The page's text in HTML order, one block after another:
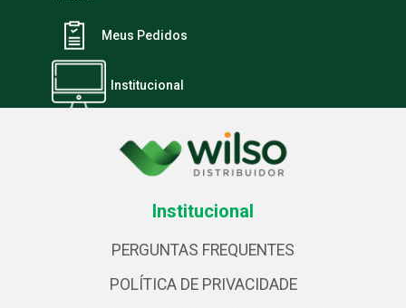
Meus Pedidos
Institucional
Institucional
PERGUNTAS FREQUENTES
POLÍTICA DE PRIVACIDADE